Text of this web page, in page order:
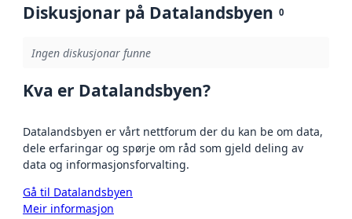
Diskusjonar på Datalandsbyen 0
Ingen diskusjonar funne
Kva er Datalandsbyen?
Datalandsbyen er vårt nettforum der du kan be om data,
dele erfaringar og spørje om råd som gjeld deling av
data og informasjonsforvalting.
Gå til Datalandsbyen
Meir informasjon